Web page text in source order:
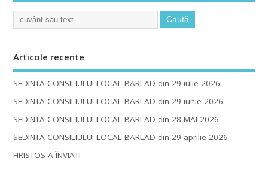
Articole recente
SEDINTA CONSILIULUI LOCAL BARLAD din 29 iulie 2026
SEDINTA CONSILIULUI LOCAL BARLAD din 29 iunie 2026
SEDINTA CONSILIULUI LOCAL BARLAD din 28 MAI 2026
SEDINTA CONSILIULUI LOCAL BARLAD din 29 aprilie 2026
HRISTOS A ÎNVIAT!